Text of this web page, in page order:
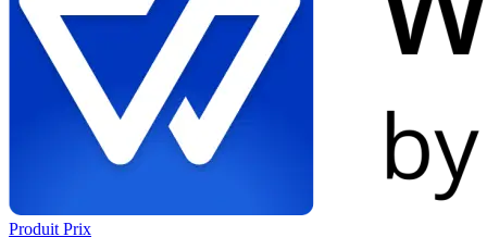
Produit Prix